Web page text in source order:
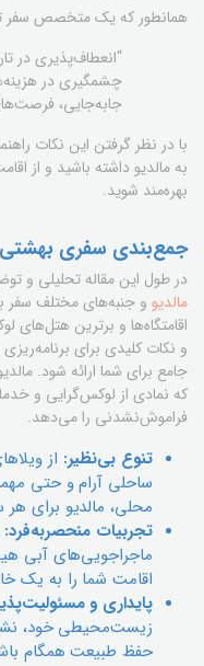
همانطور که یک متخصص سفر
“انعطاف‌پذیری در
چشمگیری در
جابه‌جایی،
با در نظر گرفتن این نکات
به مالدیو داشته باشید و از
بهره‌مند شوید.
جمع‌بندی سفری بهشتی
در طول این مقاله تحلیلی و
مالدیو و جنبه‌های مختلف سفر
اقامتگاه‌ها و برترین هتل‌های
و نکات کلیدی برای
جامع برای شما ارائه شود.
که نمادی از لوکس‌گرایی و
فراموش‌نشدنی را می‌دهد.
تنوع بی‌نظیر: از
ساحلی آرام و حتی
محلی، مالدیو برای هر
تجربیات منحصربه‌فرد:
ماجراجویی‌های آبی
اقامت شما را به یک
پایداری و
زیست‌محیطی خود،
حفظ طبیعت همگام